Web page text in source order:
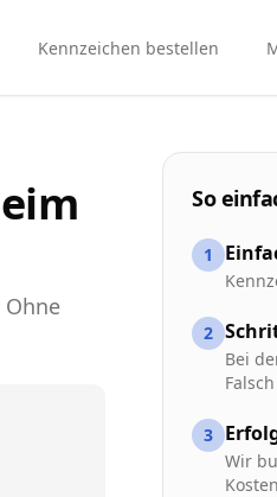
Kennzeichen bestellen
So
1
2
Bei
3
Wir